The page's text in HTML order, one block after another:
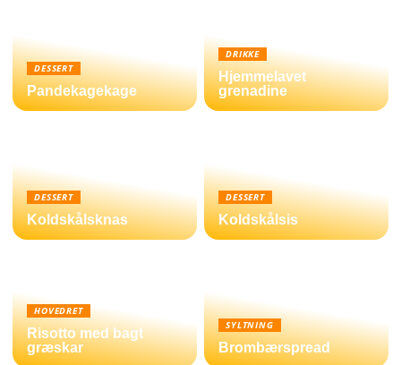
DESSERT
Pandekagekage
DRIKKE
Hjemmelavet
grenadine
DESSERT
Koldskålsknas
DESSERT
Koldskålsis
HOVEDRET
Risotto med bagt
græskar
SYLTNING
Brombærspread